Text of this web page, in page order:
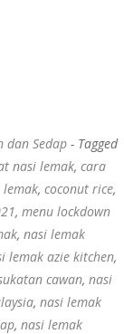
dan Sedap - Tagged
nasi lemak, cara
lemak, coconut rice,
, menu lockdown
, nasi lemak
lemak azie kitchen,
cawan, nasi
, nasi lemak
, nasi lemak